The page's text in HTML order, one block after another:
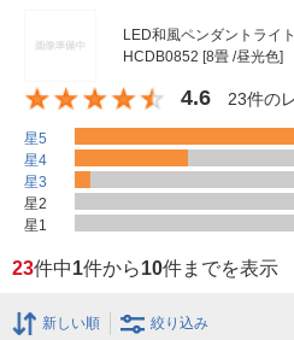
LED和風ペンダントライ
HCDB0852 [8畳 /昼光色]
4.6 23件の
星5
星4
星3
星2
星1
23件中1件から10件までを表示
新しい順 絞り込み